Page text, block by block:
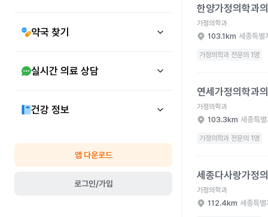
약국 찾기
실시간 의료 상담
건강 정보
앱 다운로드
로그인/가입
한양가정의학과
가정의학과
103.1km 세종특별
가정의학과 전문의 1명
연세가정의학과
가정의학과
103.3km 세종특
가정의학과 전문의 1명
세종다사랑가정
가정의학과
112.4km 세종특